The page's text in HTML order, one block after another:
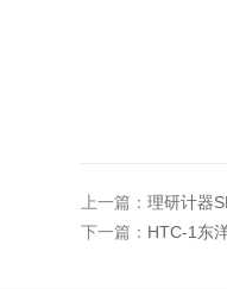
上一篇： 理研计器
下一篇： HTC-1东